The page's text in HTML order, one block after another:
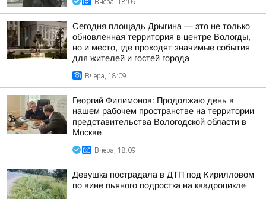
Вчера, 18:09
Сегодня площадь Дрыгина — это не только
обновлённая территория в центре Вологды,
но и место, где проходят значимые события
для жителей и гостей города
Вчера, 18:09
Георгий Филимонов: Продолжаю день в
нашем рабочем пространстве на территории
представительства Вологодской области в
Москве
Вчера, 18:09
Девушка пострадала в ДТП под Кирилловом
по вине пьяного подростка на квадроцикле